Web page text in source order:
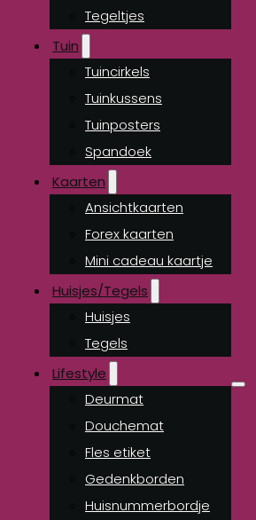
Tegeltjes
Tuin
Tuincirkels
Tuinkussens
Tuinposters
Spandoek
Kaarten
Ansichtkaarten
Forex kaarten
Mini cadeau kaartje
Huisjes/Tegels
Huisjes
Tegels
Lifestyle
Deurmat
Douchemat
Fles etiket
Gedenkborden
Huisnummerbordje